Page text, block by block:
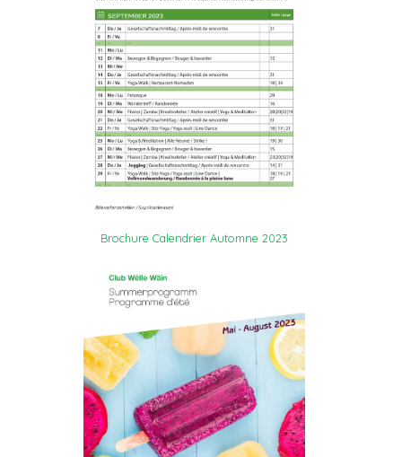
Brochure Calendrier Automne 2023